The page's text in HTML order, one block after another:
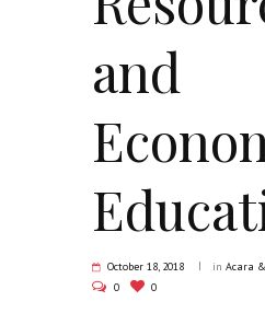
and
October 18, 2018 in Acara
0
0